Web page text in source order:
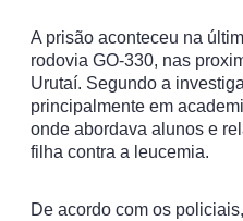
A prisão aconteceu na
rodovia GO-330, nas
Urutaí. Segundo a
principalmente em
onde abordava alunos e
filha contra a leucemia.
De acordo com os